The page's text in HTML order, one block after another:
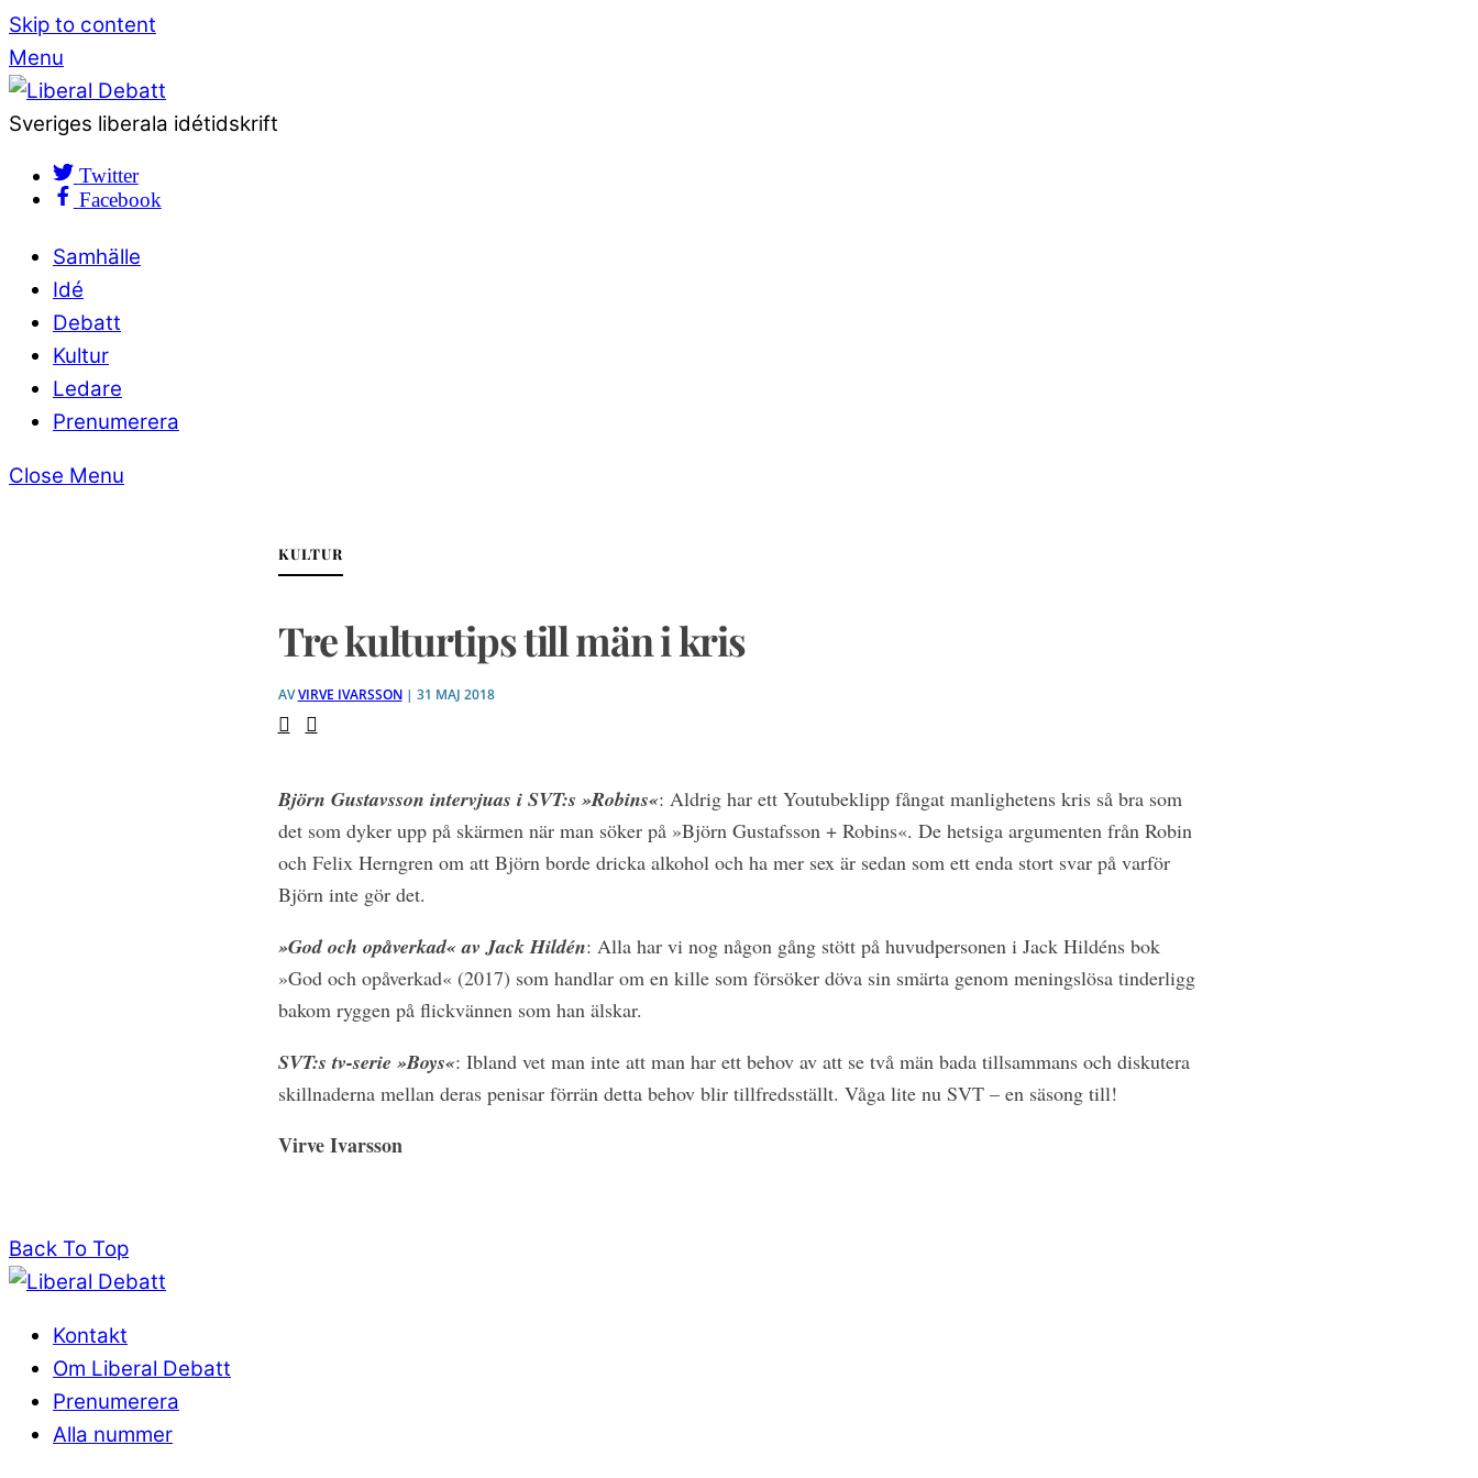
Skip to content
Menu
Sveriges liberala idétidskrift
Twitter
Facebook
Samhälle
Idé
Debatt
Kultur
Ledare
Prenumerera
Close Menu
KULTUR
Tre kulturtips till män i kris
AVVIRVE IVARSSON| 31 MAJ 2018
Björn Gustavsson intervjuas i SVT:s »Robins«: Aldrig har ett Youtubeklipp fångat manlighetens kris så bra som
det som dyker upp på skärmen när man söker på »Björn Gustafsson + Robins«. De hetsiga argumenten från Robin
och Felix Herngren om att Björn borde dricka alkohol och ha mer sex är sedan som ett enda stort svar på varför
Björn inte gör det.
»God och opåverkad« av Jack Hildén: Alla har vi nog någon gång stött på huvudpersonen i Jack Hildéns bok
»God och opåverkad« (2017) som handlar om en kille som försöker döva sin smärta genom meningslösa tinderligg
bakom ryggen på flickvännen som han älskar.
SVT:s tv-serie »Boys«: Ibland vet man inte att man har ett behov av att se två män bada tillsammans och diskutera
skillnaderna mellan deras penisar förrän detta behov blir tillfredsställt. Våga lite nu SVT – en säsong till!
Virve Ivarsson
Back To Top
Kontakt
Om Liberal Debatt
Prenumerera
Alla nummer